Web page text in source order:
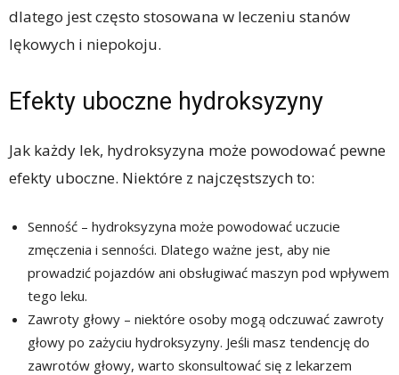
dlatego jest często stosowana w leczeniu stanów
lękowych i niepokoju.
Efekty uboczne hydroksyzyny
Jak każdy lek, hydroksyzyna może powodować pewne
efekty uboczne. Niektóre z najczęstszych to:
Senność – hydroksyzyna może powodować uczucie
zmęczenia i senności. Dlatego ważne jest, aby nie
prowadzić pojazdów ani obsługiwać maszyn pod wpływem
tego leku.
Zawroty głowy – niektóre osoby mogą odczuwać zawroty
głowy po zażyciu hydroksyzyny. Jeśli masz tendencję do
zawrotów głowy, warto skonsultować się z lekarzem